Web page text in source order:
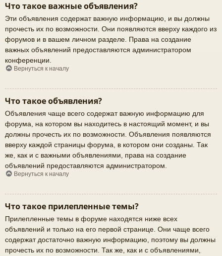
Что такое важные объявления?
Эти объявления содержат важную информацию, и вы должны
прочесть их по возможности. Они появляются вверху каждого из
форумов и в вашем личном разделе. Права на создание
важных объявлений предоставляются администратором
конференции.
Вернуться к началу
Что такое объявления?
Объявления чаще всего содержат важную информацию для
форума, на котором вы находитесь в настоящий момент, и вы
должны прочесть их по возможности. Объявления появляются
вверху каждой страницы форума, в котором они созданы. Так
же, как и с важными объявлениями, права на создание
объявлений предоставляются администратором.
Вернуться к началу
Что такое прилепленные темы?
Прилепленные темы в форуме находятся ниже всех
объявлений и только на его первой странице. Они чаще всего
содержат достаточно важную информацию, поэтому вы должны
прочесть их по возможности. Так же, как и с объявлениями,